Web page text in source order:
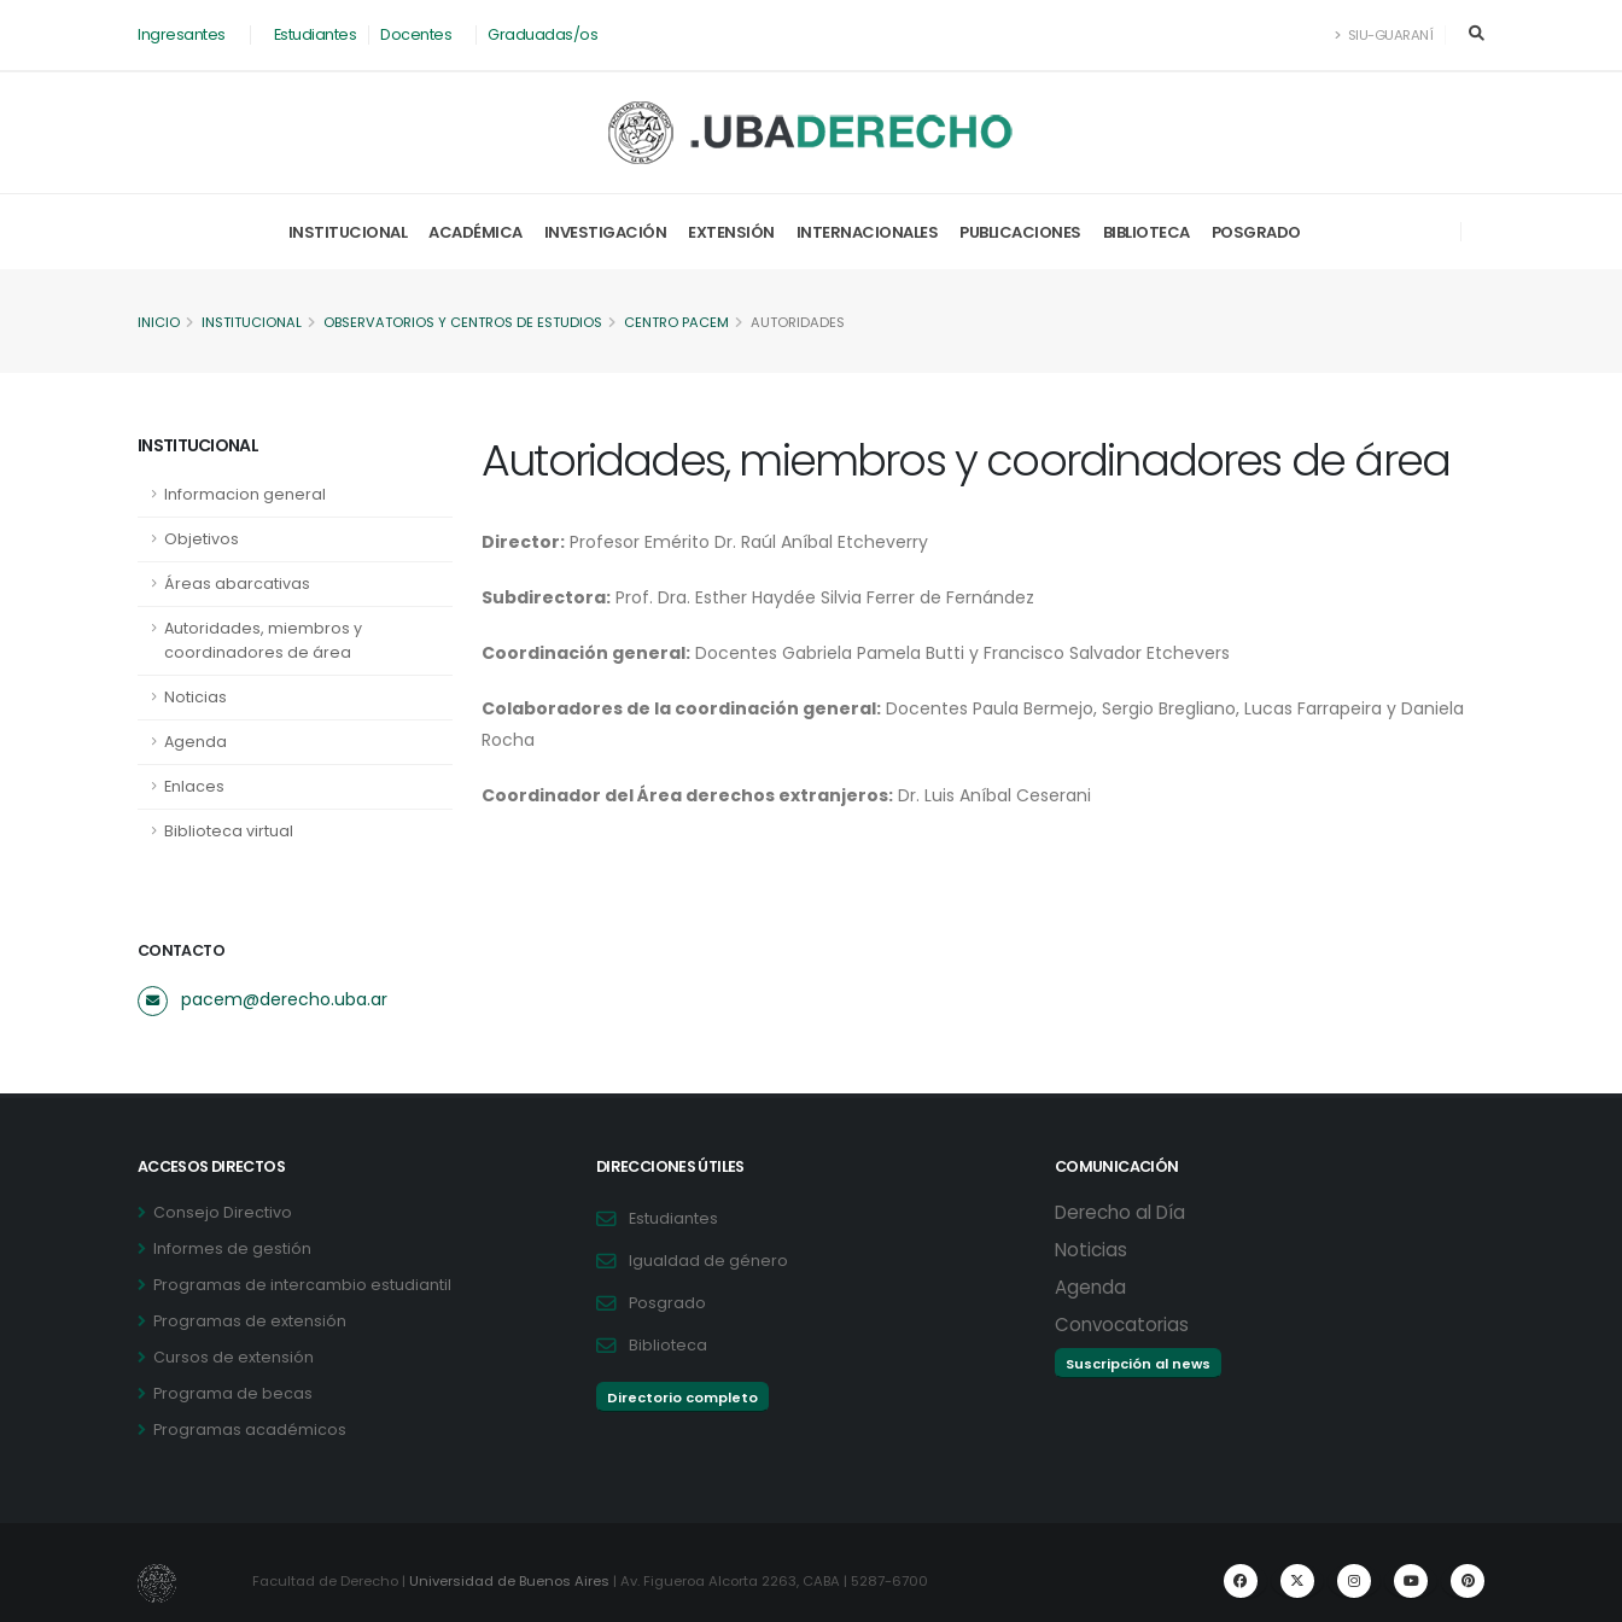
Ingresantes Estudiantes Docentes Graduadas/os SIU-GUARANÍ
INSTITUCIONAL ACADÉMICA INVESTIGACIÓN EXTENSIÓN INTERNACIONALES PUBLICACIONES BIBLIOTECA POSGRADO
INICIO INSTITUCIONAL OBSERVATORIOS Y CENTROS DE ESTUDIOS CENTRO PACEM AUTORIDADES
INSTITUCIONAL
Informacion general
Objetivos
Áreas abarcativas
Autoridades, miembros y
coordinadores de área
Noticias
Agenda
Enlaces
Biblioteca virtual
CONTACTO
pacem@derecho.uba.ar
Autoridades, miembros y coordinadores de área
Director: Profesor Emérito Dr. Raúl Aníbal Etcheverry
Subdirectora: Prof. Dra. Esther Haydée Silvia Ferrer de Fernández
Coordinación general: Docentes Gabriela Pamela Butti y Francisco Salvador Etchevers
Colaboradores de la coordinación general: Docentes Paula Bermejo, Sergio Bregliano, Lucas Farrapeira y Daniela
Rocha
Coordinador del Área derechos extranjeros: Dr. Luis Aníbal Ceserani
ACCESOS DIRECTOS
Consejo Directivo
Informes de gestión
Programas de intercambio estudiantil
Programas de extensión
Cursos de extensión
Programa de becas
Programas académicos
DIRECCIONES ÚTILES
Estudiantes
Igualdad de género
Posgrado
Biblioteca
Directorio completo
COMUNICACIÓN
Derecho al Día
Noticias
Agenda
Convocatorias
Suscripción al news
Facultad de Derecho | Universidad de Buenos Aires | Av. Figueroa Alcorta 2263, CABA | 5287-6700